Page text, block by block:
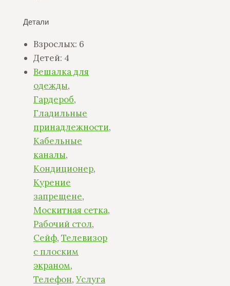
Детали
Взрослых: 6
Детей: 4
Вешалка для
одежды,
Гардероб,
Гладильные
принадлежности,
Кабельные
каналы,
Кондиционер,
Курение
запрещене,
Москитная сетка,
Рабочий стол,
Сейф, Телевизор
с плоским
экраном,
Телефон, Услуга